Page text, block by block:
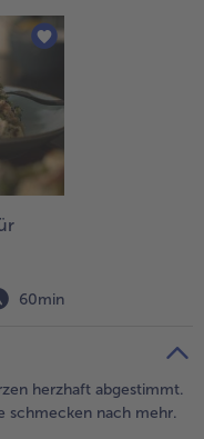
60min
herzhaft abgestimmt.
schmecken nach mehr.